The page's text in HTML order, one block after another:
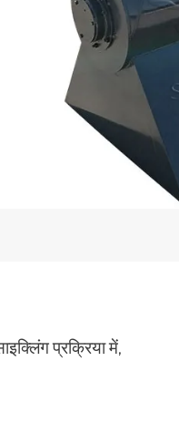
प्रक्रिया में,